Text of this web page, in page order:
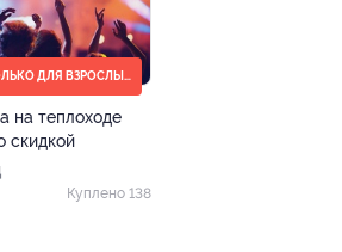
ТОЛЬКО ДЛЯ ВЗРОСЛЫХ (18+)
на теплоходе
скидкой
Куплено 138